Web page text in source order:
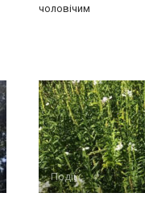
чоловічим
Події